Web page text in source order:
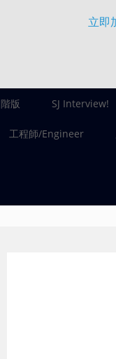
立即
版 SJ Interview!
工程師/Engineer